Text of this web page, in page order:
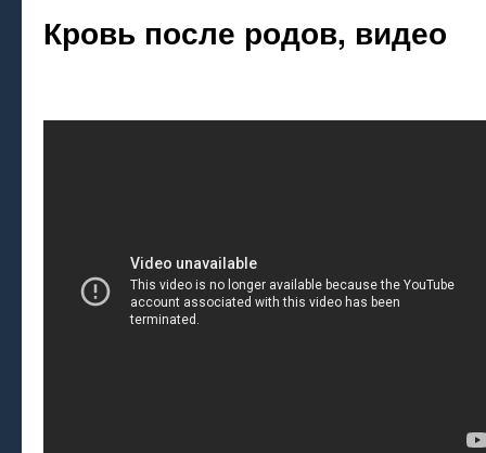
Кровь после родов, видео